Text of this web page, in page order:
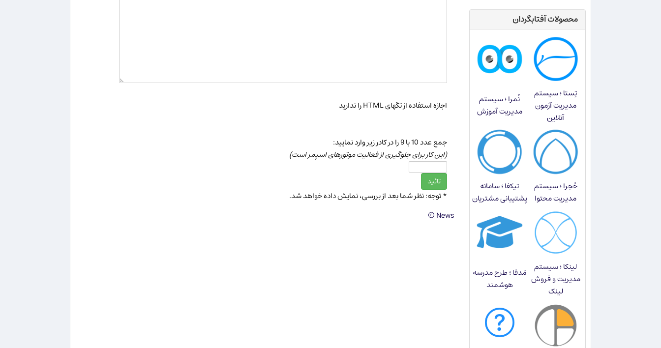
اجازه استفاده از تگهای HTML را ندارید
جمع عدد 10 با 9 را در كادر زیر وارد نمایید:
(این كار برای جلوگیری از فعالیت موتورهای اسپمر است)
* توجه: نظر شما بعد از بررسی، نمایش داده خواهد شد.
News ©
محصولات آفتابگردان
تِستا ؛ سیستم
مدیریت آزمون
آنلاین
نُمرا ؛ سیستم
مدیریت آموزش
حُجرا ؛ سیستم
مدیریت محتوا
تیکفا ؛ سامانه
پشتیبانی مشتریان
لینکا ؛ سیستم
مدیریت و فروش
لینک
مَدفا ؛ طرح مدرسه
هوشمند